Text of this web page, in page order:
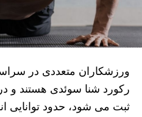
ورزشکاران متعددی در
رکورد شنا سوئدی هستند و
ثبت می‌ شود، حدود توانایی